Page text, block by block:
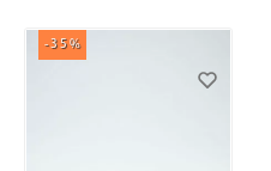
-35%